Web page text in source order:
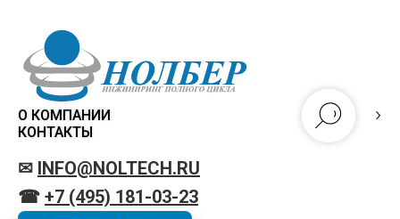
О КОМПАНИИ
КОНТАКТЫ
✉ INFO@NOLTECH.RU
☎ +7 (495) 181-03-23